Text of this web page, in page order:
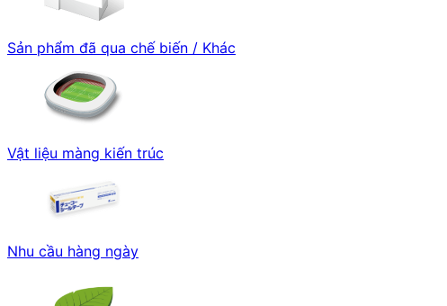
Sản phẩm đã qua chế biến / Khác
Vật liệu màng kiến trúc
Nhu cầu hàng ngày